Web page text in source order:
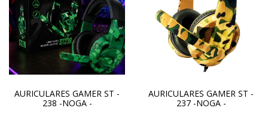
AURICULARES GAMER ST -
238 -NOGA -
AURICULARES GAMER ST -
237 -NOGA -